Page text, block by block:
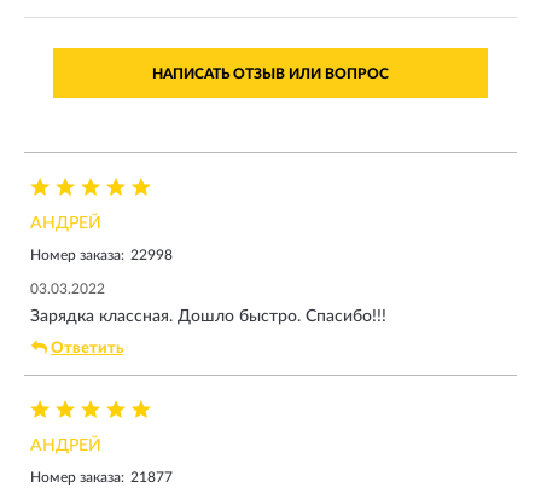
НАПИСАТЬ ОТЗЫВ ИЛИ ВОПРОС
АНДРЕЙ
Номер заказа: 22998
03.03.2022
Зарядка классная. Дошло быстро. Спасибо!!!
Ответить
АНДРЕЙ
Номер заказа: 21877